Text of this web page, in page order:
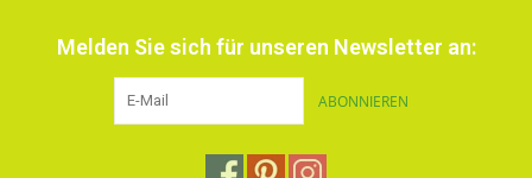
Melden Sie sich für unseren Newsletter an:
ABONNIEREN